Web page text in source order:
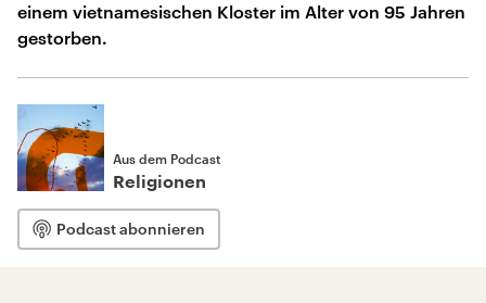
einem vietnamesischen Kloster im Alter von 95 Jahren
gestorben.
Aus dem Podcast
Religionen
Podcast abonnieren